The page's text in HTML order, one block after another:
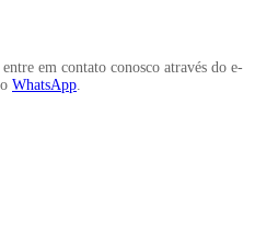
em contato conosco através do e-
WhatsApp